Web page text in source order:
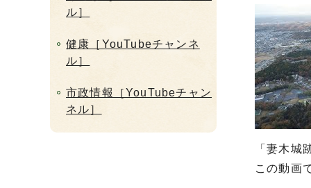
「妻木城
この動画
ル］
健康［YouTubeチャンネ
ル］
市政情報［YouTubeチャン
ネル］